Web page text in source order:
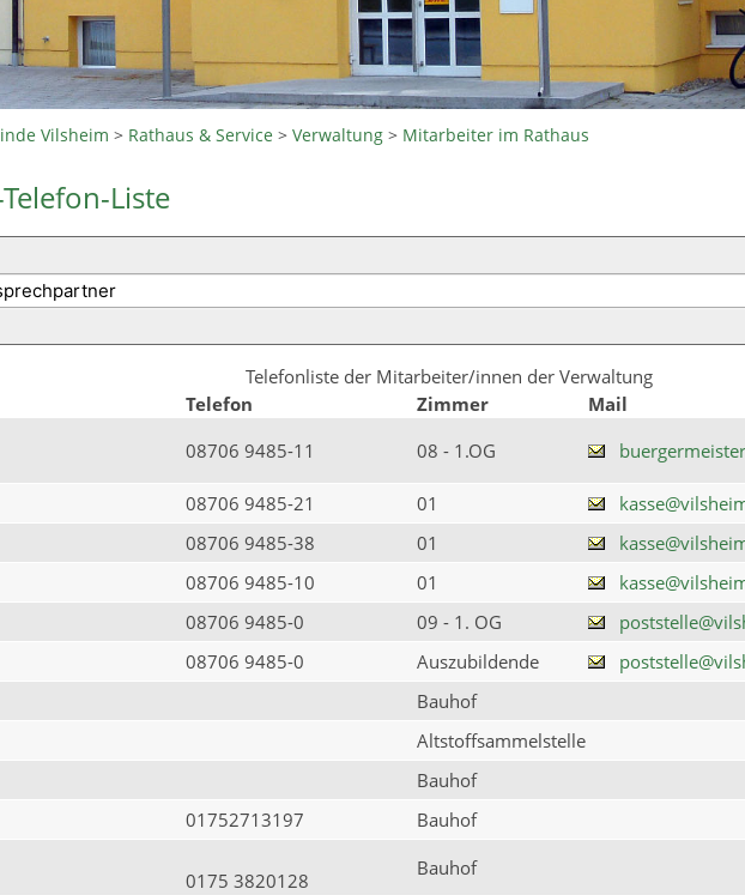
Vilsheim > Rathaus & Service >Verwaltung > Mitarbeiter im Rathaus
Liste
Telefonliste der Mitarbeiter/innen der Verwaltung
Telefon Zimmer
Mail
08706 9485-11 08 - 1.OG
08706 9485-21 01
08706 9485-38 01
08706 9485-10 01
08706 9485-0 09 - 1. OG
08706 9485-0 Auszubildende
Bauhof
Altstoffsammelstelle
Bauhof
01752713197
Bauhof
0175 3820128
Bauhof